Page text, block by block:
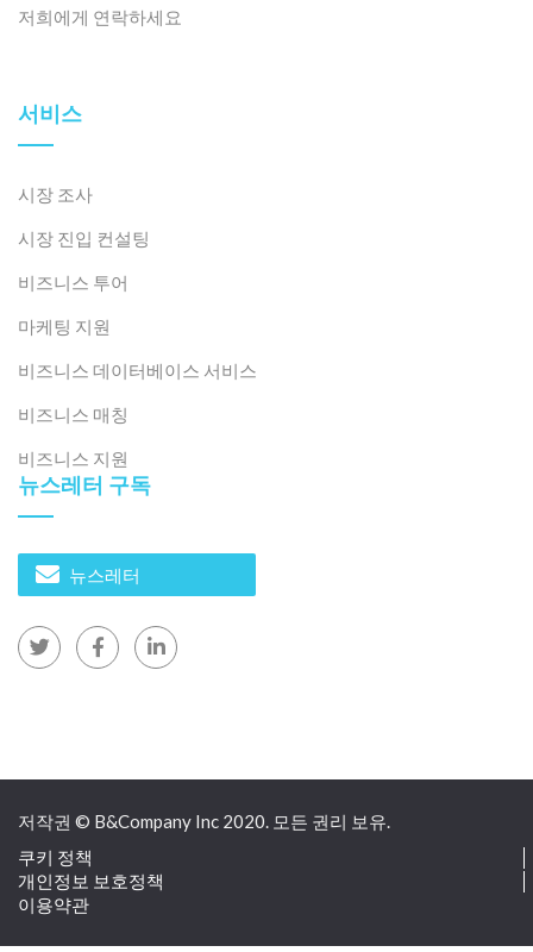
2026년 7월 24일
2026년 7월 23일
지방 구조 개편이 경제 및 투자에 미치는 영향 (1부)
2026년 7월 21일
베트남 천연 미용 시장: 성장을 이끄는 요인은 무엇일까요?
저희에게 연락하세요
서비스
시장 조사
시장 진입 컨설팅
비즈니스 투어
마케팅 지원
비즈니스 데이터베이스 서비스
비즈니스 매칭
비즈니스 지원
뉴스레터 구독
뉴스레터
저작권 © B&Company Inc 2020. 모든 권리 보유.
쿠키 정책
개인정보 보호정책
이용약관